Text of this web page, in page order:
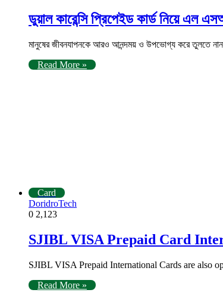
ডুয়াল কারেন্সি প্রিপেইড কার্ড নিয়ে এল
মানুষের জীবনযাপনকে আরও আনন্দময় ও উপভোগ্য করে তুলতে
Read More »
Card
DoridroTech
0 2,123
SJIBL VISA Prepaid Card
SJIBL VISA Prepaid International Cards are also
Read More »